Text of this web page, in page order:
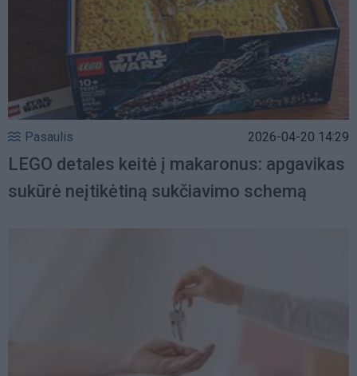
Pasaulis 2026-04-20 14:29
LEGO detales keitė į makaronus: apgavikas
sukūrė neįtikėtiną sukčiavimo schemą